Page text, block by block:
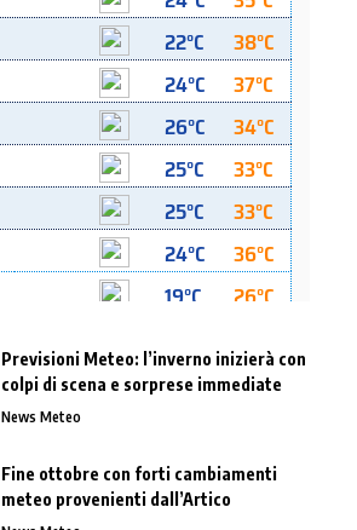
Previsioni Meteo: l’inverno inizierà con
colpi di scena e sorprese immediate
News Meteo
Fine ottobre con forti cambiamenti
meteo provenienti dall’Artico